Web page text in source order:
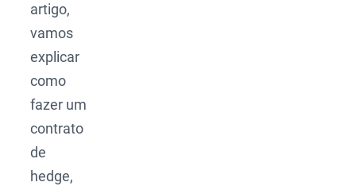
artigo,
vamos
explicar
como
fazer um
contrato
de
hedge,